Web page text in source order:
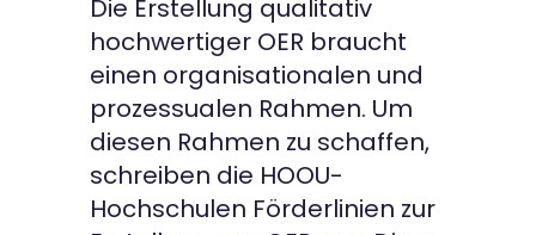
Die Erstellung qualitativ
hochwertiger OER braucht
einen organisationalen und
prozessualen Rahmen. Um
diesen Rahmen zu schaffen,
schreiben die HOOU-
Hochschulen Förderlinien zur